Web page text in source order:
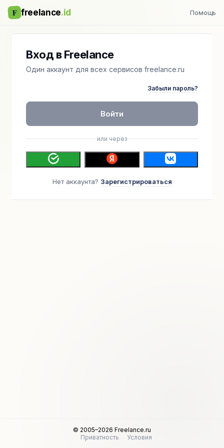
F freelance.id Помощь
Вход в Freelance
Один аккаунт для всех сервисов freelance.ru
Забыли пароль?
Войти
или через
Нет аккаунта? Зарегистрироваться
© 2005–2026 Freelance.ru
Приватность
Условия